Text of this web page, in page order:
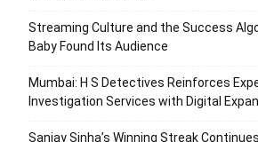
Streaming Culture and the Success
Baby Found Its Audience
Mumbai: H S Detectives Reinforces
Investigation Services with Digital
Sanjay Sinha’s Winning Streak